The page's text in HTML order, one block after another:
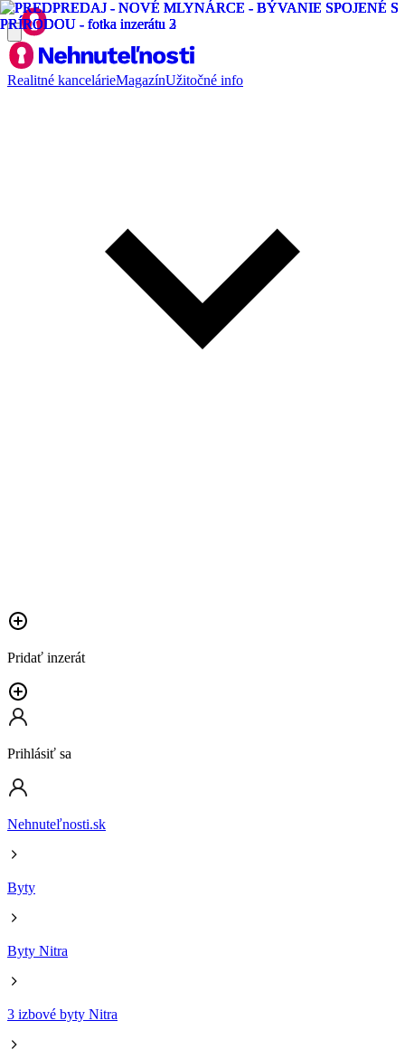
Realitné kancelárieMagazínUžitočné info
Pridať inzerát
Prihlásiť sa
Nehnuteľnosti.sk
Byty
Byty Nitra
3 izbové byty Nitra